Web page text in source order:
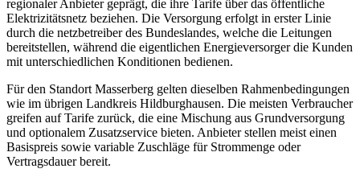
regionaler Anbieter geprägt, die ihre Tarife über das öffentliche
Elektrizitätsnetz beziehen. Die Versorgung erfolgt in erster Linie
durch die netzbetreiber des Bundeslandes, welche die Leitungen
bereitstellen, während die eigentlichen Energieversorger die Kunden
mit unterschiedlichen Konditionen bedienen.
Für den Standort Masserberg gelten dieselben Rahmenbedingungen
wie im übrigen Landkreis Hildburghausen. Die meisten Verbraucher
greifen auf Tarife zurück, die eine Mischung aus Grundversorgung
und optionalem Zusatzservice bieten. Anbieter stellen meist einen
Basispreis sowie variable Zuschläge für Strommenge oder
Vertragsdauer bereit.